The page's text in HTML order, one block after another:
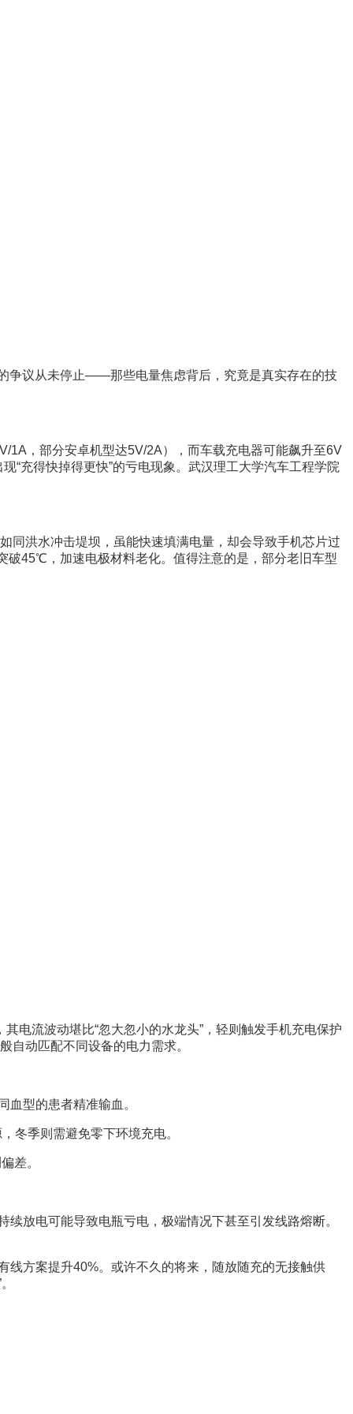
争议从未停止——那些电量焦虑背后，究竟是真实存在的技
1A，部分安卓机型达5V/2A），而车载充电器可能飙升至6V
“充得快掉得更快”的亏电现象。武汉理工大学汽车工程学院
洪水冲击堤坝，虽能快速填满电量，却会导致手机芯片过
45℃，加速电极材料老化。值得注意的是，部分老旧车型
电流波动堪比“忽大忽小的水龙头”，轻则触发手机充电保护
自动匹配不同设备的电力需求。
血型的患者精准输血。
冬季则需避免零下环境充电。
差。
放电可能导致电瓶亏电，极端情况下甚至引发线路熔断。
线方案提升40%。或许不久的将来，随放随充的无接触供